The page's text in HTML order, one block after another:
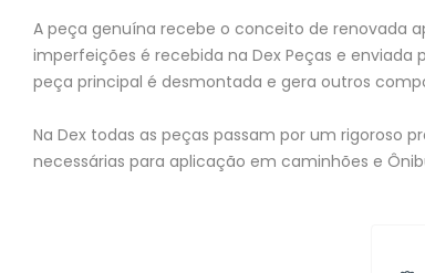
A peça genuína recebe o conceito de renovada
imperfeições é recebida na Dex Peças e
peça principal é desmontada e gera outros
Na Dex todas as peças passam por um rigoroso
necessárias para aplicação em caminhões e